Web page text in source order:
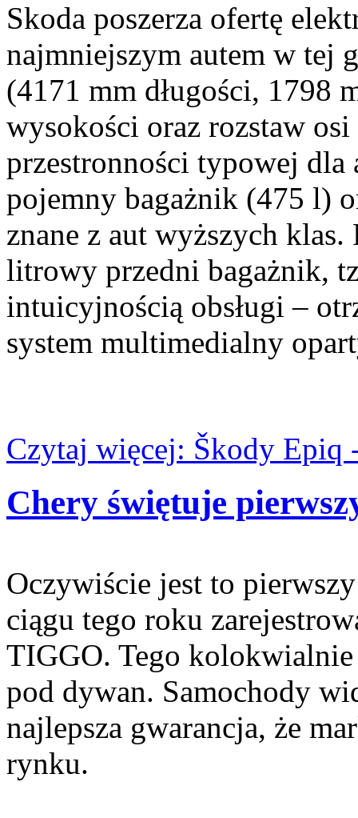
Skoda poszerza ofertę
najmniejszym autem w tej
(4171 mm długości, 1798
wysokości oraz rozstaw
przestronności typowej
pojemny bagażnik (475 l)
znane z aut wyższych
litrowy przedni bagażnik,
intuicyjnością obsługi –
system multimedialny
Czytaj więcej: Škody Epiq
Chery świętuje
Oczywiście jest to
ciągu tego roku
TIGGO. Tego
pod dywan. Samochody
najlepsza gwarancja, że
rynku.